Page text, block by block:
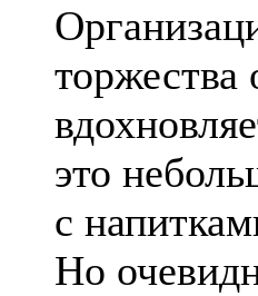
торжества
это
с
Но